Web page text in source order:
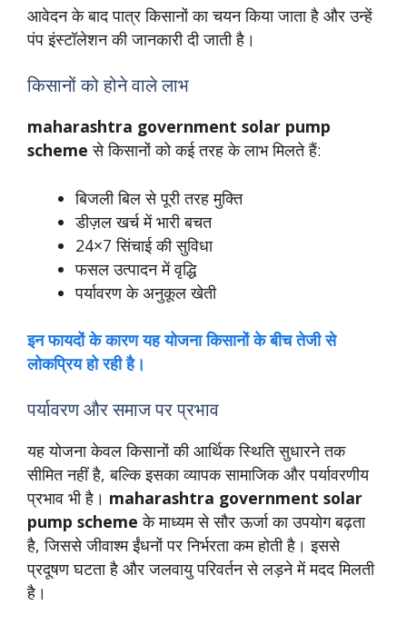
आवेदन के बाद पात्र किसानों का चयन किया जाता है और उन्हें
पंप इंस्टॉलेशन की जानकारी दी जाती है।
किसानों को होने वाले लाभ
maharashtra government solar pump
scheme से किसानों को कई तरह के लाभ मिलते हैं:
बिजली बिल से पूरी तरह मुक्ति
डीज़ल खर्च में भारी बचत
24×7 सिंचाई की सुविधा
फसल उत्पादन में वृद्धि
पर्यावरण के अनुकूल खेती
इन फायदों के कारण यह योजना किसानों के बीच तेजी से
लोकप्रिय हो रही है।
पर्यावरण और समाज पर प्रभाव
यह योजना केवल किसानों की आर्थिक स्थिति सुधारने तक
सीमित नहीं है, बल्कि इसका व्यापक सामाजिक और पर्यावरणीय
प्रभाव भी है। maharashtra government solar
pump scheme के माध्यम से सौर ऊर्जा का उपयोग बढ़ता
है, जिससे जीवाश्म ईंधनों पर निर्भरता कम होती है। इससे
प्रदूषण घटता है और जलवायु परिवर्तन से लड़ने में मदद मिलती
है।